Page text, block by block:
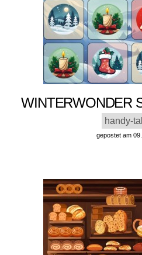
WINTERWONDER
handy-
gepostet am